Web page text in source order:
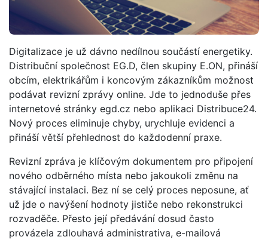
Digitalizace je už dávno nedílnou součástí energetiky.
Distribuční společnost EG.D, člen skupiny E.ON, přináší
obcím, elektrikářům i koncovým zákazníkům možnost
podávat revizní zprávy online. Jde to jednoduše přes
internetové stránky egd.cz nebo aplikaci Distribuce24.
Nový proces eliminuje chyby, urychluje evidenci a
přináší větší přehlednost do každodenní praxe.
Revizní zpráva je klíčovým dokumentem pro připojení
nového odběrného místa nebo jakoukoli změnu na
stávající instalaci. Bez ní se celý proces neposune, ať
už jde o navýšení hodnoty jističe nebo rekonstrukci
rozvaděče. Přesto její předávání dosud často
provázela zdlouhavá administrativa, e-mailová